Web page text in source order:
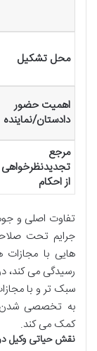
محل تشکیل
اهمیت حضور
دادستان/نماینده
مرجع
تجدیدنظرخواهی
از احکام
تفاوت اصلی و
جرایم تحت
هایی با مجازات
رسیدگی می کند،
سبک تر و با
به تخصصی شدن
کمک می کند.
نقش حیاتی وکیل